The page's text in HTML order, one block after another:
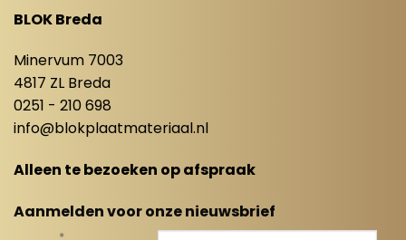
BLOK Breda
Minervum 7003
4817 ZL Breda
0251 - 210 698
info@blokplaatmateriaal.nl
Alleen te bezoeken op afspraak
Aanmelden voor onze nieuwsbrief